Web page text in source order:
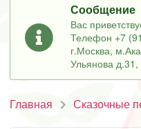
Сообщение
Вас
Телефон +7
г.Москва,
Ульянова
Главная Сказочные